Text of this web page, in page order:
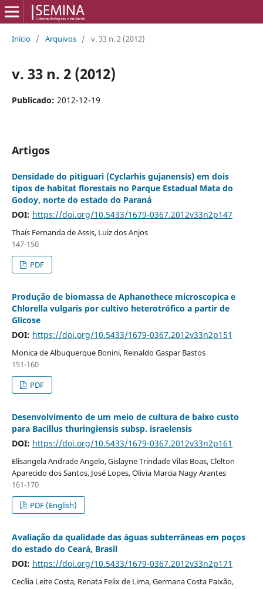
Início / Arquivos / v. 33 n. 2 (2012)
v. 33 n. 2 (2012)
Publicado: 2012-12-19
Artigos
Densidade do pitiguari (Cyclarhis gujanensis) em dois
tipos de habitat florestais no Parque Estadual Mata do
Godoy, norte do estado do Paraná
DOI: https://doi.org/10.5433/1679-0367.2012v33n2p147
Thaís Fernanda de Assis, Luiz dos Anjos
147-150
PDF
Produção de biomassa de Aphanothece microscopica e
Chlorella vulgaris por cultivo heterotrófico a partir de
Glicose
DOI: https://doi.org/10.5433/1679-0367.2012v33n2p151
Monica de Albuquerque Bonini, Reinaldo Gaspar Bastos
151-160
PDF
Desenvolvimento de um meio de cultura de baixo custo
para Bacillus thuringiensis subsp. israelensis
DOI: https://doi.org/10.5433/1679-0367.2012v33n2p161
Elisangela Andrade Angelo, Gislayne Trindade Vilas Boas, Clelton
Aparecido dos Santos, José Lopes, Olivia Marcia Nagy Arantes
161-170
PDF (English)
Avaliação da qualidade das águas subterrâneas em poços
do estado do Ceará, Brasil
DOI: https://doi.org/10.5433/1679-0367.2012v33n2p171
Cecília Leite Costa, Renata Felix de Lima, Germana Costa Paixão,